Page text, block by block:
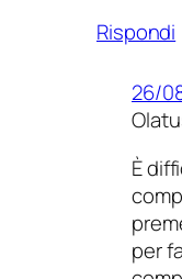
Rispondi
26/
È
per